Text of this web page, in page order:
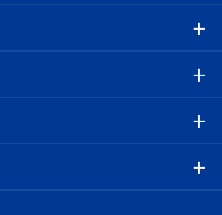
ド
おもてなしガイド
クラブ）
ト